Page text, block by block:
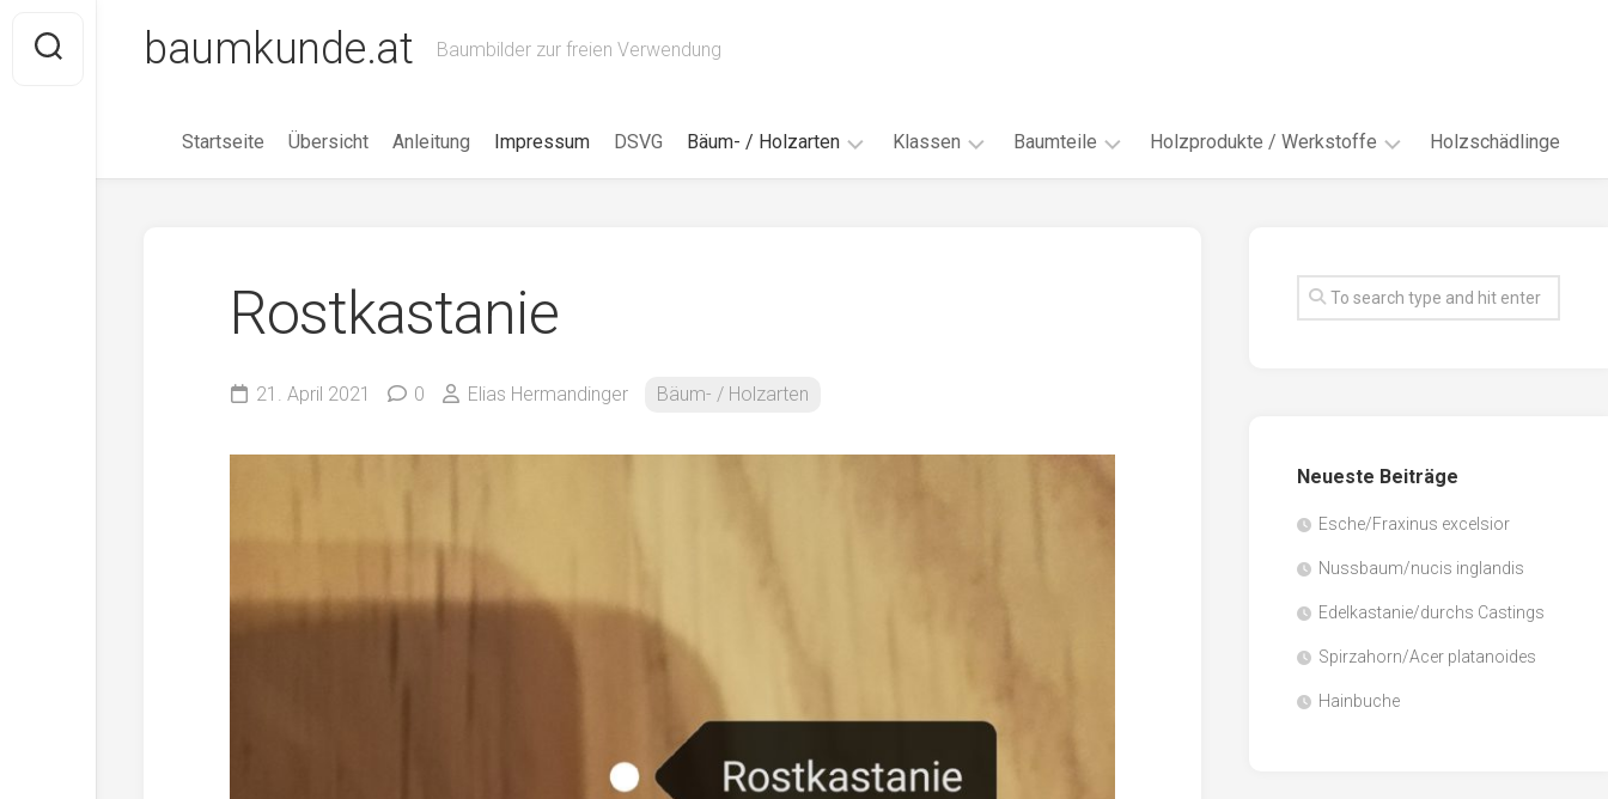
content
baumkunde.at Baumbilder zur freien Verwendung
Startseite Übersicht Anleitung Impressum DSVG Bäum- / Holzarten
Eibe
Hollunder
Klassen
18AH
Admin
Baumteile Holzprodukte / Werkstoffe
Faserwerkstoffe
Sägenebenprodukte
Holzschädlinge
Rostkastanie
21. April 2021 0 Elias Hermandinger Bäum- / Holzarten
Neueste Beiträge
Esche/Fraxinus excelsior
Nussbaum/nucis inglandis
Edelkastanie/durchs Castings
Spirzahorn/Acer platanoides
Hainbuche